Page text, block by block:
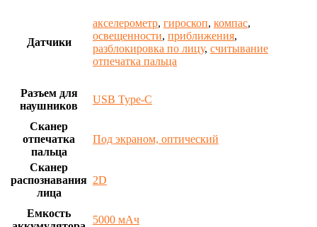
Датчики
акселерометр, гироскоп, компас,
освещенности, приближения,
разблокировка по лицу, считывание
отпечатка пальца
Разъем для
наушников
USB Type-C
Сканер
отпечатка
пальца
Под экраном, оптический
Сканер
распознавания
лица
2D
Емкость
5000 мАч